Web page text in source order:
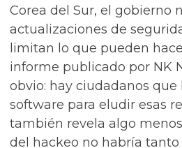
Corea del Sur, el gobierno
actualizaciones de
limitan lo que pueden
informe publicado por NK
obvio: hay ciudadanos
software para eludir esas
también revela algo
del hackeo no habría